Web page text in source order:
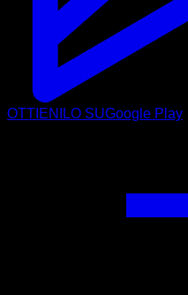
OTTIENILO SUGoogle Play